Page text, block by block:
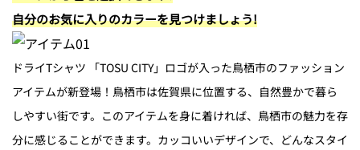
お問い合わせ
自分のお気に入りのカラーを見つけましょう!
ドライTシャツ 「TOSU CITY」ロゴが入った鳥栖市のファッション
アイテムが新登場！鳥栖市は佐賀県に位置する、自然豊かで暮ら
しやすい街です。このアイテムを身に着ければ、鳥栖市の魅力を存
分に感じることができます。カッコいいデザインで、どんなスタイ